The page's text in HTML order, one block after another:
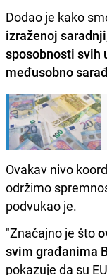
Dodao je kako
izraženoj
sposobnosti svih
međusobno
Ovakav nivo
održimo
podvukao je.
"Značajno je što
svim građanima
pokazuje da su